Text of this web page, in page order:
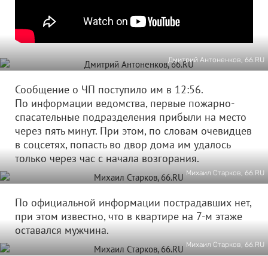
Дмитрий Антоненков, 66.RU
Сообщение о ЧП поступило им в 12:56.
По информации ведомства, первые пожарно-
спасательные подразделения прибыли на место
через пять минут. При этом, по словам очевидцев
в соцсетях, попасть во двор дома им удалось
только через час с начала возгорания.
Михаил Старков, 66.RU
По официальной информации пострадавших нет,
при этом известно, что в квартире на 7-м этаже
оставался мужчина.
Михаил Старков, 66.RU